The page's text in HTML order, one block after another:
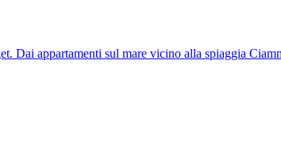
Dai appartamenti sul mare vicino alla spiaggia